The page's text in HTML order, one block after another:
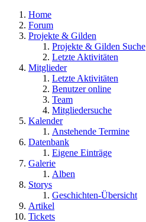
Home
Forum
Projekte & Gilden
Projekte & Gilden Suche
Letzte Aktivitäten
Mitglieder
Letzte Aktivitäten
Benutzer online
Team
Mitgliedersuche
Kalender
Anstehende Termine
Datenbank
Eigene Einträge
Galerie
Alben
Storys
Geschichten-Übersicht
Artikel
Tickets